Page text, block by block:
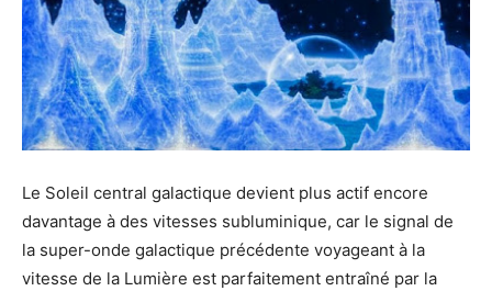
Le Soleil central galactique devient plus actif encore
davantage à des vitesses subluminique, car le signal de
la super-onde galactique précédente voyageant à la
vitesse de la Lumière est parfaitement entraîné par la